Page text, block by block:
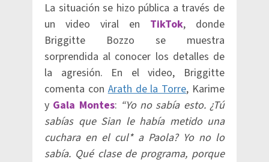
La situación se hizo pública a través de
un video viral en TikTok, donde
Briggitte Bozzo se muestra
sorprendida al conocer los detalles de
la agresión. En el video, Briggitte
comenta conArath de la Torre, Karime
y Gala Montes: “Yo no sabía esto. ¿Tú
sabías que Sian le había metido una
cuchara en el cul* a Paola? Yo no lo
sabía. Qué clase de programa, porque